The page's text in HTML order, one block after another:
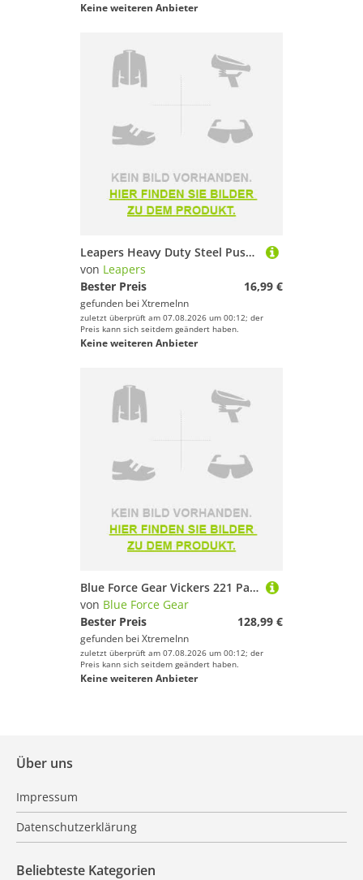
Keine weiteren Anbieter
Leapers Heavy Duty Steel Push Button Qd 1.4´´ Sling Swivel Silber
von Leapers
Bester Preis
16,99 €
gefunden bei XtremeInn
zuletzt überprüft am 07.08.2026 um 00:12; der
Preis kann sich seitdem geändert haben.
Keine weiteren Anbieter
Blue Force Gear Vickers 221 Padded Push Button Swivel Sling Braun
von Blue Force Gear
Bester Preis
128,99 €
gefunden bei XtremeInn
zuletzt überprüft am 07.08.2026 um 00:12; der
Preis kann sich seitdem geändert haben.
Keine weiteren Anbieter
Über uns
Impressum
Datenschutzerklärung
Beliebteste Kategorien